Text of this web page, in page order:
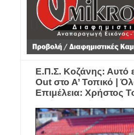
Ε.Π.Σ. Κοζάνης: Αυτό
Out στο Α’ Τοπικό |
Επιμέλεια: Χρήστος